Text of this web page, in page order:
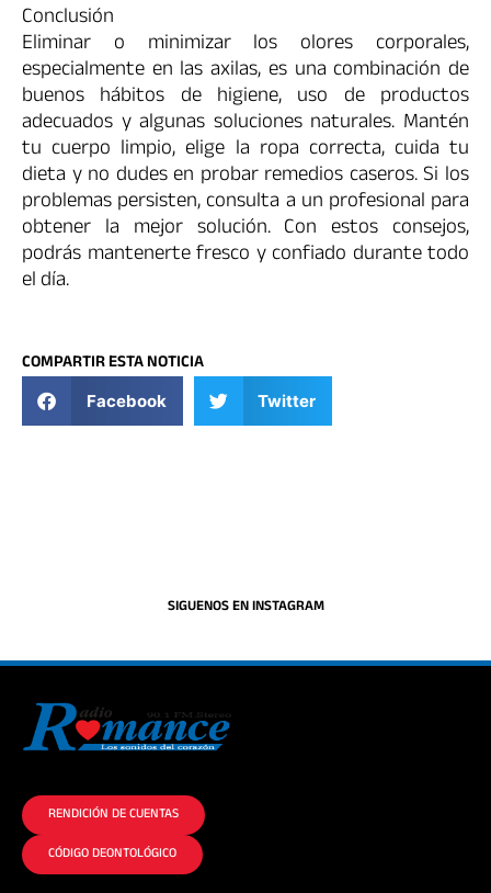
Conclusión
Eliminar o minimizar los olores corporales,
especialmente en las axilas, es una combinación de
buenos hábitos de higiene, uso de productos
adecuados y algunas soluciones naturales. Mantén
tu cuerpo limpio, elige la ropa correcta, cuida tu
dieta y no dudes en probar remedios caseros. Si los
problemas persisten, consulta a un profesional para
obtener la mejor solución. Con estos consejos,
podrás mantenerte fresco y confiado durante todo
el día.
COMPARTIR ESTA NOTICIA
Facebook Twitter
SIGUENOS EN INSTAGRAM
RENDICIÓN DE CUENTAS
CÓDIGO DEONTOLÓGICO